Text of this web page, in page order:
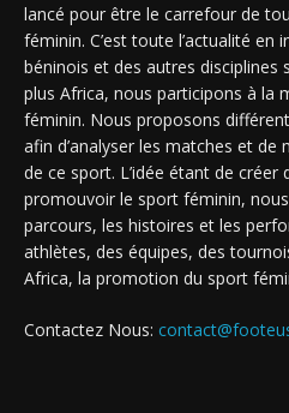
lancé pour être le carrefour de
féminin. C’est toute l’actualité
béninois et des autres disciplines
plus Africa, nous participons à la
féminin. Nous proposons
afin d’analyser les matches et
de ce sport. L’idée étant de
promouvoir le sport féminin,
parcours, les histoires et les
athlètes, des équipes, des
Africa, la promotion du sport
Contactez Nous: